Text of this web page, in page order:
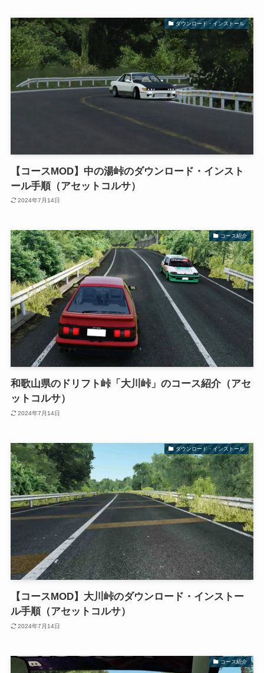
ダウンロード・インストール
【コースMOD】中の湯峠のダウンロード・インスト
ール手順（アセットコルサ）
2024年7月14日
コース紹介
和歌山県のドリフト峠「大川峠」のコース紹介（アセ
ットコルサ）
2024年7月14日
ダウンロード・インストール
【コースMOD】大川峠のダウンロード・インストー
ル手順（アセットコルサ）
2024年7月14日
コース紹介